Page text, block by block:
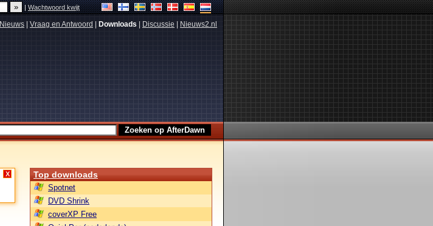
|Wachtwoord kwijt
Nieuws Vraag en Antwoord Downloads Discussie Nieuws2.nl
X Top downloads
Spotnet
DVD Shrink
coverXP Free